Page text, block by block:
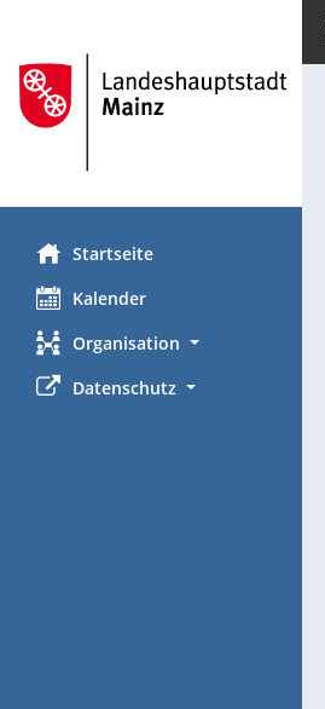
Startseite
Kalender
Organisation
Datenschutz